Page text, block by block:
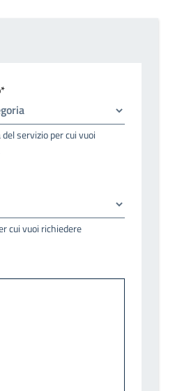
servizio per cui vuoi
cui vuoi richiedere